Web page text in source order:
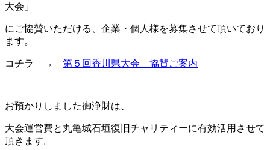
大会」
にご協賛いただける、企業・個人様を募集させて頂いており
ます。
コチラ → 第５回香川県大会 協賛ご案内
お預かりしました御浄財は、
大会運営費と丸亀城石垣復旧チャリティーに有効活用させて
頂きます。